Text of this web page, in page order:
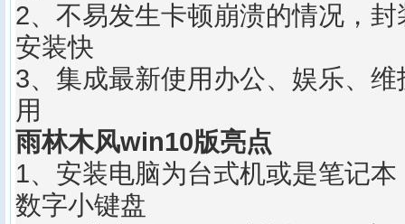
2、不易发生卡顿崩溃的情况，
安装快
3、集成最新使用办公、娱乐、
用
雨林木风win10版亮点
1、安装电脑为台式机或是笔记
数字小键盘